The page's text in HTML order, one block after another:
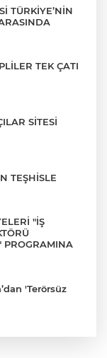
TÜRKİYE’NİN
TEK ÇATI
SİTESİ
TEŞHİSLE
"İŞ
PROGRAMINA
'Terörsüz